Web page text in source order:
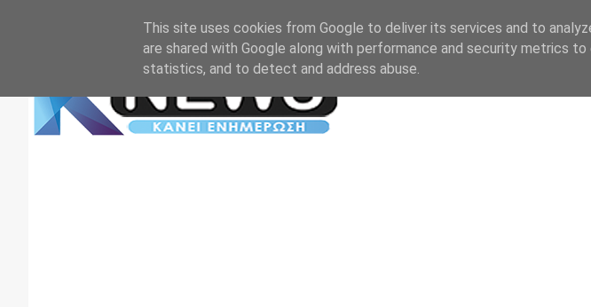
This site uses cookies from Google to deliver its services and to
are shared with Google along with performance and security metrics
statistics, and to detect and address abuse.